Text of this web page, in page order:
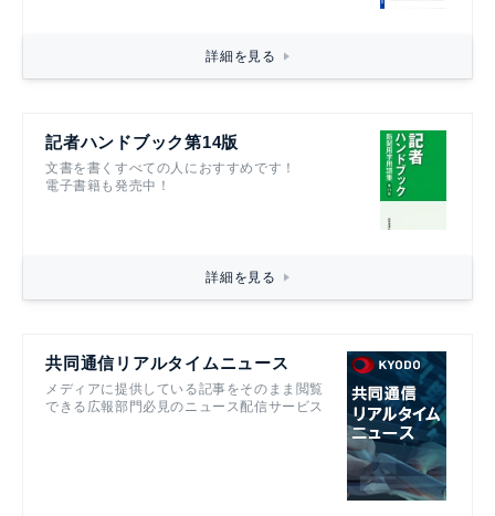
詳細を見る
記者ハンドブック第14版
文書を書くすべての人におすすめです！
電子書籍も発売中！
詳細を見る
共同通信リアルタイムニュース
メディアに提供している記事をそのまま閲覧
できる広報部門必見のニュース配信サービス